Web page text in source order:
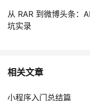
从 RAR 到微博头条：
坑实录
相关文章
小程序入门总结篇